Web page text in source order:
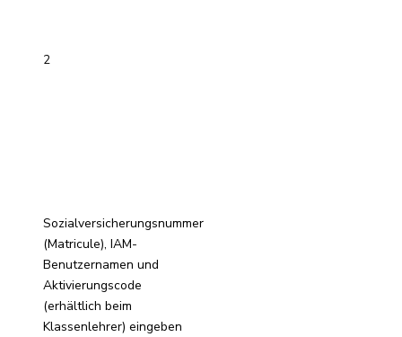
2
Sozialversicherungsnummer
(Matricule), IAM-
Benutzernamen und
Aktivierungscode
(erhältlich beim
Klassenlehrer) eingeben